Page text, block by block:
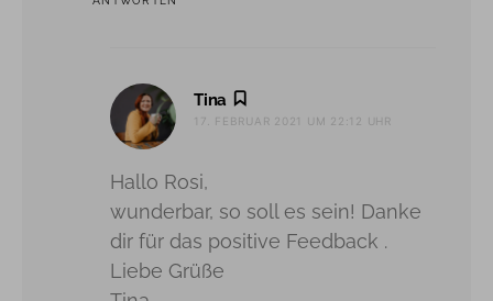
Tina
17. FEBRUAR 2021 UM 22:12 UHR
Hallo Rosi,
wunderbar, so soll es sein! Danke
dir für das positive Feedback .
Liebe Grüße